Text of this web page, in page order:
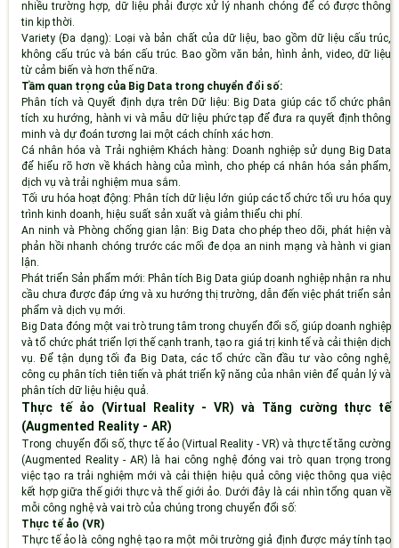
nhiều trường hợp, dữ liệu phải được xử lý nhanh chóng để có được thông
tin kịp thời.
Variety (Đa dạng): Loại và bản chất của dữ liệu, bao gồm dữ liệu cấu trúc,
không cấu trúc và bán cấu trúc. Bao gồm văn bản, hình ảnh, video, dữ liệu
từ cảm biến và hơn thế nữa.
Tầm quan trọng của Big Data trong chuyển đổi số:
Phân tích và Quyết định dựa trên Dữ liệu: Big Data giúp các tổ chức phân
tích xu hướng, hành vi và mẫu dữ liệu phức tạp để đưa ra quyết định thông
minh và dự đoán tương lai một cách chính xác hơn.
Cá nhân hóa và Trải nghiệm Khách hàng: Doanh nghiệp sử dụng Big Data
để hiểu rõ hơn về khách hàng của mình, cho phép cá nhân hóa sản phẩm,
dịch vụ và trải nghiệm mua sắm.
Tối ưu hóa hoạt động: Phân tích dữ liệu lớn giúp các tổ chức tối ưu hóa quy
trình kinh doanh, hiệu suất sản xuất và giảm thiểu chi phí.
An ninh và Phòng chống gian lận: Big Data cho phép theo dõi, phát hiện và
phản hồi nhanh chóng trước các mối đe dọa an ninh mạng và hành vi gian
lận.
Phát triển Sản phẩm mới: Phân tích Big Data giúp doanh nghiệp nhận ra nhu
cầu chưa được đáp ứng và xu hướng thị trường, dẫn đến việc phát triển sản
phẩm và dịch vụ mới.
Big Data đóng một vai trò trung tâm trong chuyển đổi số, giúp doanh nghiệp
và tổ chức phát triển lợi thế cạnh tranh, tạo ra giá trị kinh tế và cải thiện dịch
vụ. Để tận dụng tối đa Big Data, các tổ chức cần đầu tư vào công nghệ,
công cụ phân tích tiên tiến và phát triển kỹ năng của nhân viên để quản lý và
phân tích dữ liệu hiệu quả.
Thực tế ảo (Virtual Reality - VR) và Tăng cường thực tế
(Augmented Reality - AR)
Trong chuyển đổi số, thực tế ảo (Virtual Reality - VR) và thực tế tăng cường
(Augmented Reality - AR) là hai công nghệ đóng vai trò quan trọng trong
việc tạo ra trải nghiệm mới và cải thiện hiệu quả công việc thông qua việc
kết hợp giữa thế giới thực và thế giới ảo. Dưới đây là cái nhìn tổng quan về
mỗi công nghệ và vai trò của chúng trong chuyển đổi số:
Thực tế ảo (VR)
Thực tế ảo là công nghệ tạo ra một môi trường giả định được máy tính tạo